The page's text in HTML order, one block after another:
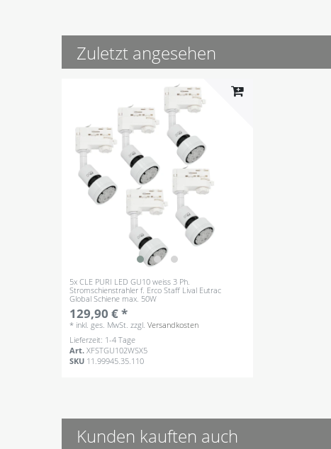
Zuletzt angesehen
5x CLE PURI LED GU10 weiss 3 Ph.
Stromschienstrahler f. Erco Staff Lival Eutrac
Global Schiene max. 50W
129,90 € *
* inkl. ges. MwSt. zzgl.Versandkosten
Lieferzeit: 1-4 Tage
Art.XFSTGU102WSX5
SKU 11.99945.35.110
Kunden kauften auch